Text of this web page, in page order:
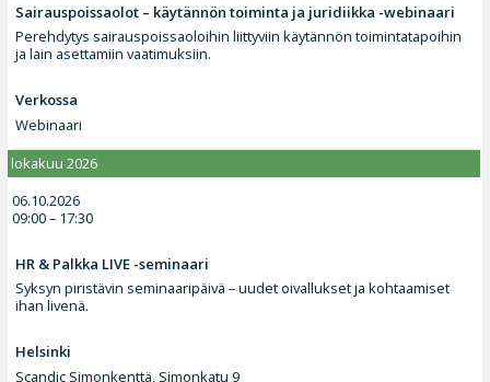
Sairauspoissaolot – käytännön toiminta ja juridiikka -webinaari
Perehdytys sairauspoissaoloihin liittyviin käytännön toimintatapoihin
ja lain asettamiin vaatimuksiin.
Verkossa
Webinaari
lokakuu 2026
06.10.2026
09:00 – 17:30
HR & Palkka LIVE -seminaari
Syksyn piristävin seminaaripäivä – uudet oivallukset ja kohtaamiset
ihan livenä.
Helsinki
Scandic Simonkenttä, Simonkatu 9